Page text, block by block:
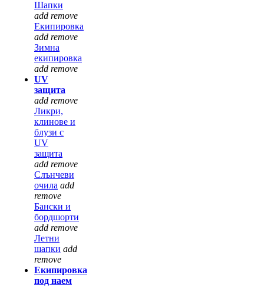
Шапки
add remove
Екипировка
add remove
Зимна
екипировка
add remove
UV
защита
add remove
Ликри,
клинове и
блузи с
UV
защита
add remove
Слънчеви
очила add
remove
Бански и
бордшорти
add remove
Летни
шапки add
remove
Екипировка
под наем